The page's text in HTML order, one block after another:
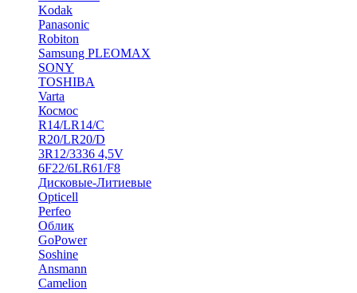
Kodak
Panasonic
Robiton
Samsung PLEOMAX
SONY
TOSHIBA
Varta
Космос
R14/LR14/C
R20/LR20/D
3R12/3336 4,5V
6F22/6LR61/F8
Дисковые-Литиевые
Opticell
Perfeo
Облик
GoPower
Soshine
Ansmann
Camelion